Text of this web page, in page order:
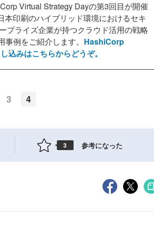
Virtual Strategy Dayの第3回目が開催
印刷のハイブリッド環境におけるセキ
プライズ企業が持つクラウド活用の戦略
例をご紹介します。 HashiCorp
みはこちらからどうぞ。
3 4
3 参考になった